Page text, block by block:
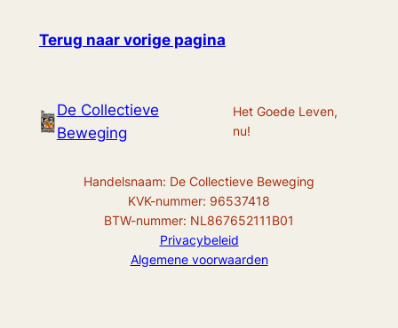
Terug naar vorige pagina
De Collectieve
Beweging
Het Goede Leven,
nu!
Handelsnaam: De Collectieve Beweging
KVK-nummer: 96537418
BTW-nummer: NL867652111B01
Privacybeleid
Algemene voorwaarden